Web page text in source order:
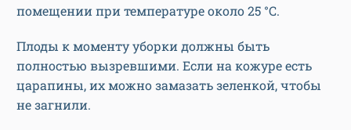
помещении при температуре около 25 °С.
Плоды к моменту уборки должны быть
полностью вызревшими. Если на кожуре есть
царапины, их можно замазать зеленкой, чтобы
не загнили.